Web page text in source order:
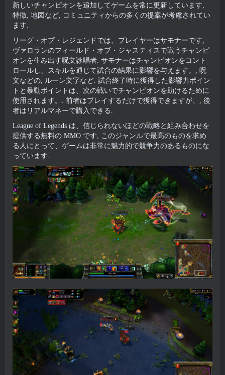
新しいチャンピオンを追加してゲームを常に更新しています,
特徴, 地図など, コミュニティからの多くの提案が考慮されてい
ます.
リーグ・オブ・レジェンドでは、プレイヤーはサモナーです,
ヴァロランのフィールド・オブ・ジャスティスで戦うチャンピ
オンを生み出す呪文詠唱者. サモナーはチャンピオンをコント
ロールし、スキルを通じて試合の結果に影響を与えます。, 呪
文などの, ルーン文字など. 試合終了時に獲得した影響力ポイン
トと暴動ポイントは、次の戦いでチャンピオンを助けるために
使用されます。. 前者はプレイするだけで獲得できますが、, 後
者はリアルマネーで購入できる.
League of Legends は、信じられないほどの戦略と組み合わせを
提供する無料の MMO です, このジャンルで最高のものを求め
る人にとって、ゲームは非常に魅力的で競争力のあるものにな
っています.